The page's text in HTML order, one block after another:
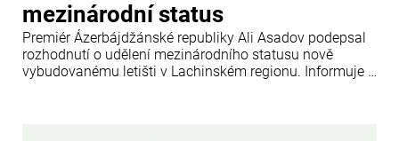
mezinárodní status
Premiér Ázerbájdžánské republiky Ali Asadov podepsal
rozhodnutí o udělení mezinárodního statusu nově
vybudovanému letišti v Lachinském regionu. Informuje o